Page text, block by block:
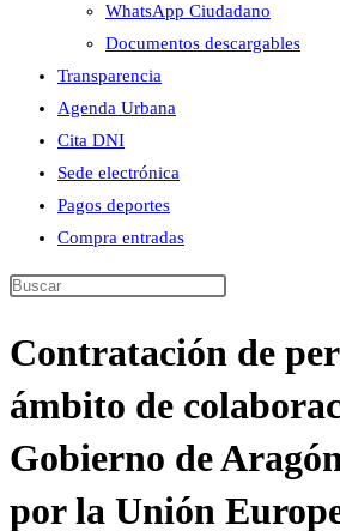
WhatsApp Ciudadano
Documentos descargables
Transparencia
Agenda Urbana
Cita DNI
Sede electrónica
Pagos deportes
Compra entradas
Buscar
esta
Contratación de
ámbito de
Gobierno de
por la Unión